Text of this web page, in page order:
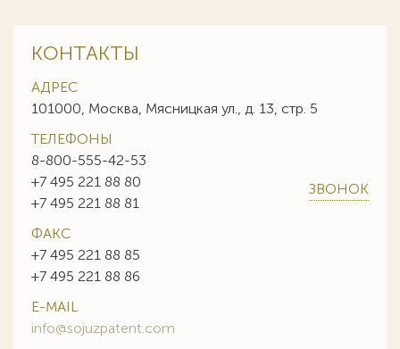
КОНТАКТЫ
АДРЕС
101000, Москва, Мясницкая ул., д. 13, стр. 5
ТЕЛЕФОНЫ
8-800-555-42-53
+7 495 221 88 80
+7 495 221 88 81
ЗВОНОК
ФАКС
+7 495 221 88 85
+7 495 221 88 86
E-MAIL
info@sojuzpatent.com